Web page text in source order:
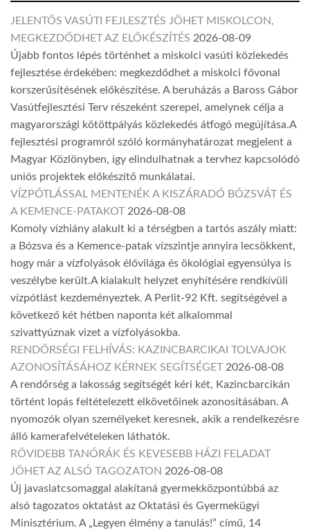
JELENTŐS VASÚTI FEJLESZTÉS JÖHET MISKOLCON,
MEGKEZDŐDHET AZ ELŐKÉSZÍTÉS 2026-08-09
Újabb fontos lépés történhet a miskolci vasúti közlekedés
fejlesztése érdekében: megkezdődhet a miskolci fővonal
korszerűsítésének előkészítése. A beruházás a Baross Gábor
Vasútfejlesztési Terv részeként szerepel, amelynek célja a
magyarországi kötöttpályás közlekedés átfogó megújítása.A
fejlesztési programról szóló kormányhatározat megjelent a
Magyar Közlönyben, így elindulhatnak a tervhez kapcsolódó
uniós projektek előkészítő munkálatai.
VÍZPÓTLÁSSAL MENTENÉK A KISZÁRADÓ BÓZSVÁT ÉS
A KEMENCE-PATAKOT 2026-08-08
Komoly vízhiány alakult ki a térségben a tartós aszály miatt:
a Bózsva és a Kemence-patak vízszintje annyira lecsökkent,
hogy már a vízfolyások élővilága és ökológiai egyensúlya is
veszélybe került.A kialakult helyzet enyhítésére rendkívüli
vízpótlást kezdeményeztek. A Perlit-92 Kft. segítségével a
következő két hétben naponta két alkalommal
szivattyúznak vizet a vízfolyásokba.
RENDŐRSÉGI FELHÍVÁS: KAZINCBARCIKAI TOLVAJOK
AZONOSÍTÁSÁHOZ KÉRNEK SEGÍTSÉGET 2026-08-08
A rendőrség a lakosság segítségét kéri két, Kazincbarcikán
történt lopás feltételezett elkövetőinek azonosításában. A
nyomozók olyan személyeket keresnek, akik a rendelkezésre
álló kamerafelvételeken láthatók.
RÖVIDEBB TANÓRÁK ÉS KEVESEBB HÁZI FELADAT
JÖHET AZ ALSÓ TAGOZATON 2026-08-08
Új javaslatcsomaggal alakítaná gyermekközpontúbbá az
alsó tagozatos oktatást az Oktatási és Gyermekügyi
Minisztérium. A „Legyen élmény a tanulás!” című, 14